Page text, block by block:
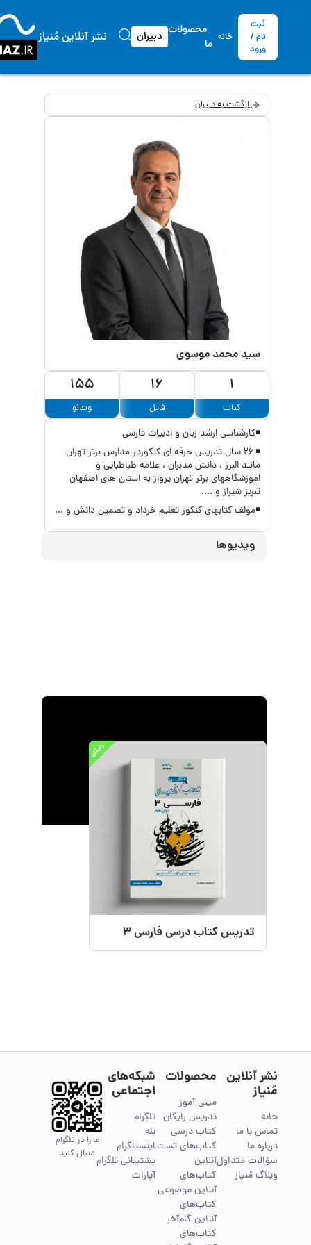
ثبت
نام /
ورود
خانه
محصولات
ما
دبیران نشر آنلاین مُنیاز
بازگشت به دبیران
سید محمد موسوی
1
کتاب
16
فایل
155
ویدئو
◾کارشناسی ارشد زبان و ادبیات فارسی
◾ 26 سال تدریس حرفه ای کنکوردر مدارس برتر تهران
مانند البرز ، دانش مدبران ، علامه طباطبایی و
اموزشگاههای برتر تهران پرواز به استان های اصفهان
تبریز شیراز و ....
◾مولف کتابهای کنکور تعلیم خرداد و تصمین دانش و ...
ویدیوها
تدریس کتاب درسی فارسی ۳
نشر آنلاین
مُنیاز
خانه
تماس با ما
درباره ما
سؤالات متداول
وبلاگ مُنیاز
محصولات
مینی آموز
تدریس رایگان
کتاب درسی
کتاب‌های تست
آنلاین
کتاب‌های
آنلاین موضوعی
کتاب‌های
آنلاین گام‌آخر
کتاب‌های
شبکه‌های
اجتماعی
تلگرام
بله
اینستاگرام
پشتیبانی تلگرام
آپارات
ما را در تلگرام
دنبال کنید